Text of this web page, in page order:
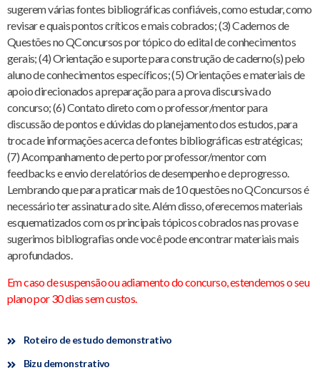
sugerem várias fontes bibliográficas confiáveis, como estudar, como
revisar e quais pontos críticos e mais cobrados; (3) Cadernos de
Questões no QConcursos por tópico do edital de conhecimentos
gerais; (4) Orientação e suporte para construção de caderno(s) pelo
aluno de conhecimentos específicos; (5) Orientações e materiais de
apoio direcionados a preparação para a prova discursiva do
concurso; (6) Contato direto com o professor/mentor para
discussão de pontos e dúvidas do planejamento dos estudos, para
troca de informações acerca de fontes bibliográficas estratégicas;
(7) Acompanhamento de perto por professor/mentor com
feedbacks e envio de relatórios de desempenho e de progresso.
Lembrando que para praticar mais de 10 questões no QConcursos é
necessário ter assinatura do site. Além disso, oferecemos materiais
esquematizados com os principais tópicos cobrados nas provas e
sugerimos bibliografias onde você pode encontrar materiais mais
aprofundados.
Em caso de suspensão ou adiamento do concurso, estendemos o seu
plano por 30 dias sem custos.
Roteiro de estudo demonstrativo
Bizu demonstrativo